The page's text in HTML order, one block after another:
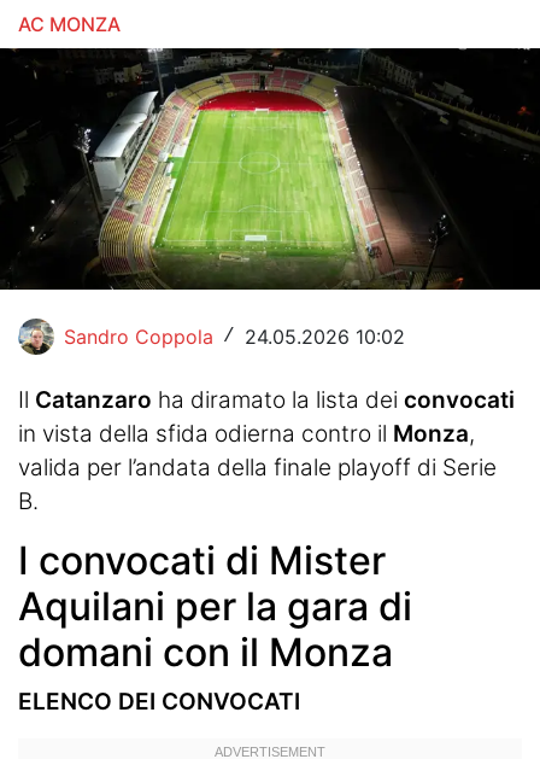
Motori
Volley
Hockey
Altri sport
Hockey
Pallanuoto
Pallamano
Altre
News
Eventi
AC MONZA
Sandro Coppola / 24.05.2026 10:02
Il Catanzaro ha diramato la lista dei convocati
in vista della sfida odierna contro il Monza,
valida per l’andata della finale playoff di Serie
B.
I convocati di Mister
Aquilani per la gara di
domani con il Monza
ELENCO DEI CONVOCATI